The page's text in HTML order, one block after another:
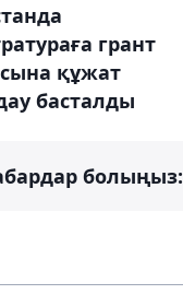
грант
құжат
басталды
болыңыз: